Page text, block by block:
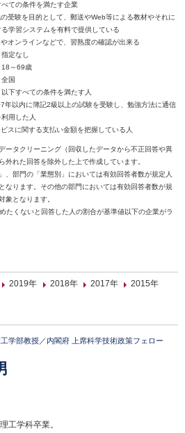
べての条件を満たす企業
受験を目的として、郵送やWeb等による教材やそれに
る学習システムを有料で提供している
オンラインなどで、習熟度の確認が出来る
定なし
18～69歳
国
下すべての条件を満たす人
年以内に簿記2級以上の試験を受験し、勉強方法に通信
用した人
スに関する支払い金額を把握している人
ータクリーニング（回収したデータから不正回答や異
れた回答を除外した上で作成しています。
部門の「業態別」においては有効回答者数が規定人
なります。その他の部門においては有効回答者数が規
象となります。
たくないと回答した人の割合が基準値以下の企業がラ
2019年 2018年 2017年 2015年
学部教授／内閣府 上席科学技術政策フェロー
工学科卒業。